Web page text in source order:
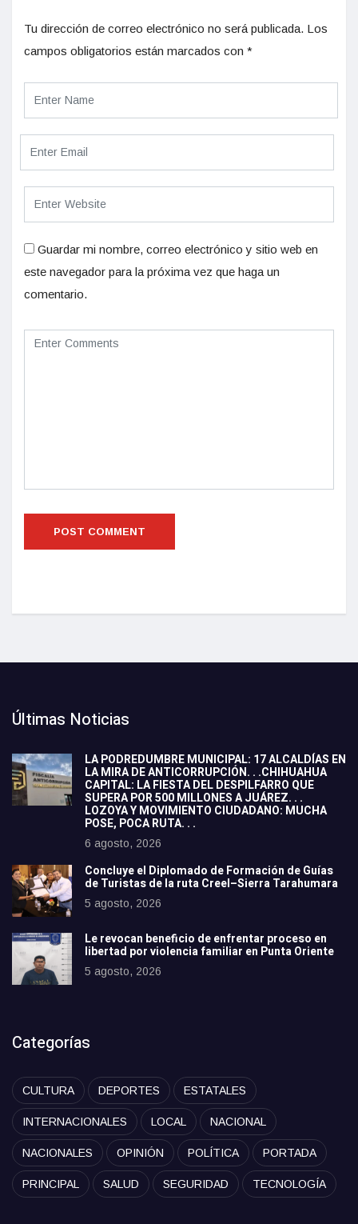
Tu dirección de correo electrónico no será publicada. Los
campos obligatorios están marcados con *
Guardar mi nombre, correo electrónico y sitio web en
este navegador para la próxima vez que haga un
comentario.
Últimas Noticias
LA PODREDUMBRE MUNICIPAL: 17 ALCALDÍAS EN
LA MIRA DE ANTICORRUPCIÓN. . .CHIHUAHUA
CAPITAL: LA FIESTA DEL DESPILFARRO QUE
SUPERA POR 500 MILLONES A JUÁREZ. . .
LOZOYA Y MOVIMIENTO CIUDADANO: MUCHA
POSE, POCA RUTA. . .
6 agosto, 2026
Concluye el Diplomado de Formación de Guías
de Turistas de la ruta Creel–Sierra Tarahumara
5 agosto, 2026
Le revocan beneficio de enfrentar proceso en
libertad por violencia familiar en Punta Oriente
5 agosto, 2026
Categorías
CULTURA DEPORTES ESTATALES
INTERNACIONALES LOCAL NACIONAL
NACIONALES OPINIÓN POLÍTICA PORTADA
PRINCIPAL SALUD SEGURIDAD TECNOLOGÍA